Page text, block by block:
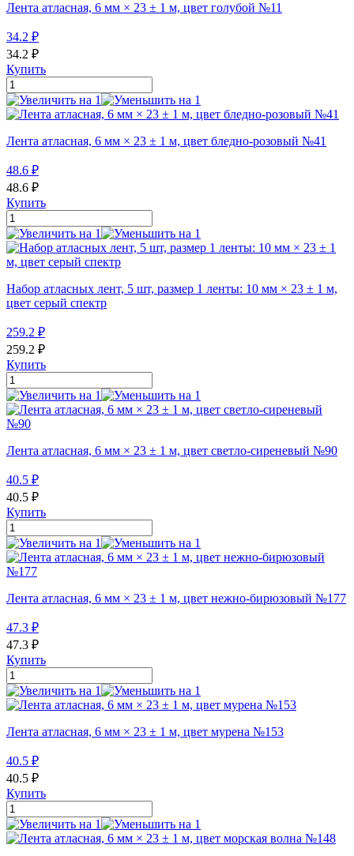
Лента атласная, 6 мм × 23 ± 1 м, цвет голубой №11
34.2 ₽
34.2 ₽
Купить
Лента атласная, 6 мм × 23 ± 1 м, цвет бледно-розовый №41
48.6 ₽
48.6 ₽
Купить
Набор атласных лент, 5 шт, размер 1 ленты: 10 мм × 23 ± 1 м,
цвет серый спектр
259.2 ₽
259.2 ₽
Купить
Лента атласная, 6 мм × 23 ± 1 м, цвет светло-сиреневый №90
40.5 ₽
40.5 ₽
Купить
Лента атласная, 6 мм × 23 ± 1 м, цвет нежно-бирюзовый №177
47.3 ₽
47.3 ₽
Купить
Лента атласная, 6 мм × 23 ± 1 м, цвет мурена №153
40.5 ₽
40.5 ₽
Купить